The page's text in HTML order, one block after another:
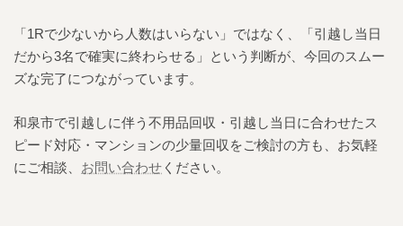
「1Rで少ないから人数はいらない」ではなく、「引越し当日
だから3名で確実に終わらせる」という判断が、今回のスムー
ズな完了につながっています。
和泉市で引越しに伴う不用品回収・引越し当日に合わせたス
ピード対応・マンションの少量回収をご検討の方も、お気軽
にご相談、 お問い合わせ ください。